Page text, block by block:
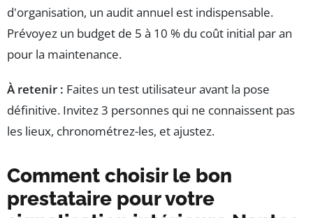
d'organisation, un audit annuel est indispensable.
Prévoyez un budget de 5 à 10 % du coût initial par an
pour la maintenance.
À retenir : Faites un test utilisateur avant la pose
définitive. Invitez 3 personnes qui ne connaissent pas
les lieux, chronométrez-les, et ajustez.
Comment choisir le bon
prestataire pour votre